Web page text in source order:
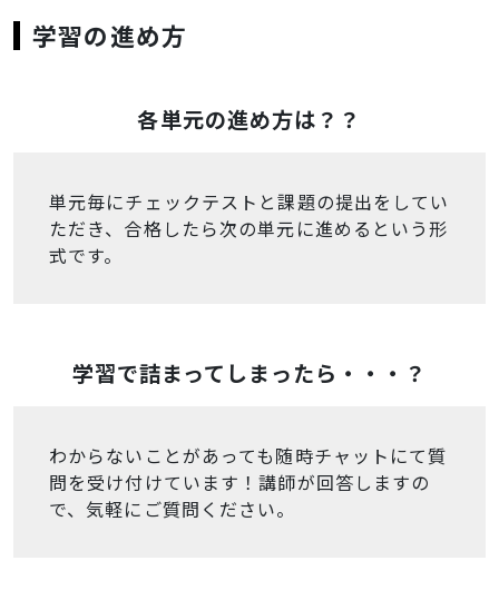
学習の進め方
各単元の進め方は？？
単元毎にチェックテストと課題の提出をしてい
ただき、合格したら次の単元に進めるという形
式です。
学習で詰まってしまったら・・・？
わからないことがあっても随時チャットにて質
問を受け付けています！講師が回答しますの
で、気軽にご質問ください。